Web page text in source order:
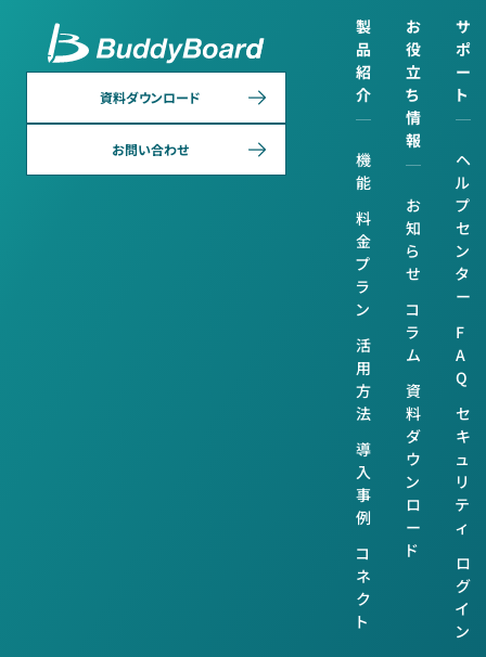
資料ダウンロード
お問い合わせ
製
品
紹
介
機
能
料
金
プ
ラ
ン
活
用
方
法
導
入
事
例
コ
ネ
ク
ト
お
役
立
ち
情
報
お
知
ら
せ
コ
ラ
ム
資
料
ダ
ウ
ン
ロ
ー
ド
サ
ポ
ー
ト
ヘ
ル
プ
セ
ン
タ
ー
F
A
Q
セ
キ
ュ
リ
テ
ィ
ロ
グ
イ
ン